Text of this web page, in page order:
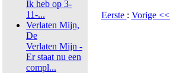
Ik heb op 3-
11-...
Verlaten Mijn,
De
Verlaten Mijn -
Er staat nu een
compl...
Eerste : Vorige <<